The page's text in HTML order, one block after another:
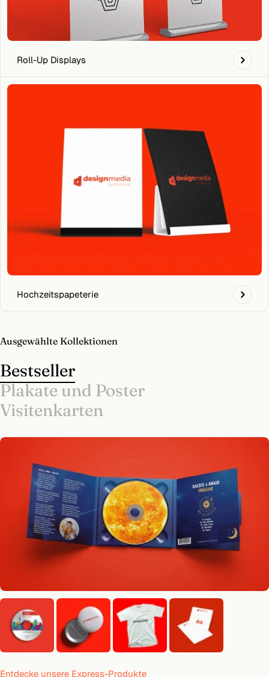
Roll-Up Displays
Hochzeitspapeterie
Ausgewählte Kollektionen
Bestseller
Plakate und Poster
Visitenkarten
Entdecke unsere Express-Produkte